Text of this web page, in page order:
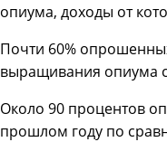
опиума, доходы от
Почти 60%
выращивания опиума
Около 90 процентов
прошлом году по